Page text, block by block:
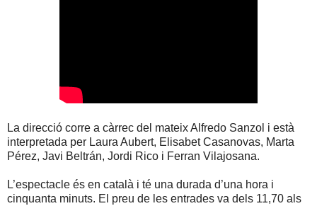
La direcció corre a càrrec del mateix Alfredo Sanzol i està
interpretada per Laura Aubert, Elisabet Casanovas, Marta
Pérez, Javi Beltrán, Jordi Rico i Ferran Vilajosana.
L’espectacle és en català i té una durada d’una hora i
cinquanta minuts. El preu de les entrades va dels 11,70 als